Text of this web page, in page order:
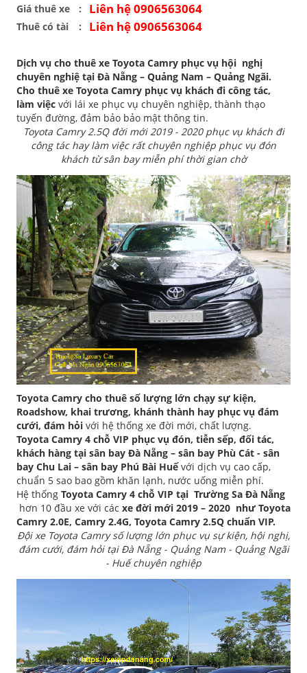
Giá thuê xe Liên hệ 0906563064
Thuê có tài Liên hệ 0906563064
Dịch vụ cho thuê xe Toyota Camry phục vụ hội nghị
chuyên nghiệ tại Đà Nẵng – Quảng Nam – Quảng Ngãi.
Cho thuê xe Toyota Camry phục vụ khách đi công tác,
làm việc với lái xe phục vụ chuyên nghiệp, thành thạo
tuyến đường, đảm bảo bảo mật thông tin.
Toyota Camry 2.5Q đời mới 2019 - 2020 phục vụ khách đi
công tác hay làm việc rất chuyên nghiệp phục vụ đón
khách từ sân bay miễn phí thời gian chờ
Toyota Camry cho thuê số lượng lớn chạy sự kiện,
Roadshow, khai trương, khánh thành hay phục vụ đám
cưới, đám hỏi với hệ thống xe đời mới, chất lượng.
Toyota Camry 4 chỗ VIP phục vụ đón, tiễn sếp, đối tác,
khách hàng tại sân bay Đà Nẵng – sân bay Phù Cát - sân
bay Chu Lai – sân bay Phú Bài Huếvới dịch vụ cao cấp,
chuẩn 5 sao bao gồm khăn lạnh, nước uống miễn phí.
Hệ thống Toyota Camry 4 chỗ VIP tại Trường Sa Đà Nẵng
hơn 10 đầu xe với các xe đời mới 2019 – 2020 như Toyota
Camry 2.0E, Camry 2.4G, Toyota Camry 2.5Q chuẩn VIP.
Đội xe Toyota Camry số lượng lớn phục vụ sự kiện, hội nghị,
đám cưới, đám hỏi tại Đà Nẵng - Quảng Nam - Quảng Ngãi
- Huế chuyên nghiệp